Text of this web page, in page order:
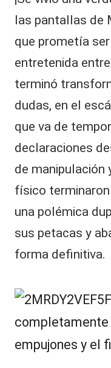
las pantallas de
que prometía
entretenida
terminó
dudas, en el
que va de
declaraciones
de manipulación
físico
una polémica
sus petacas y
forma definitiva.